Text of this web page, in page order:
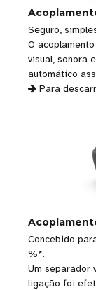
Seguro,
O
visual, sonora
automático
Para
Concebido
%*.
Um separador
ligação foi